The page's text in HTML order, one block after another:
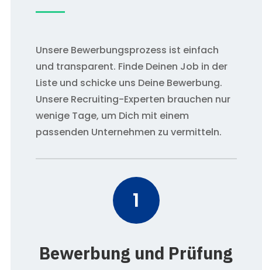
Unsere Bewerbungsprozess ist einfach
und transparent. Finde Deinen Job in der
Liste und schicke uns Deine Bewerbung.
Unsere Recruiting-Experten brauchen nur
wenige Tage, um Dich mit einem
passenden Unternehmen zu vermitteln.
1
Bewerbung und Prüfung